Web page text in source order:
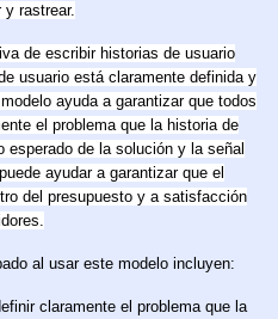
rastrear.
de escribir historias de usuario
usuario está claramente definida y
ayuda a garantizar que todos
el problema que la historia de
esperado de la solución y la señal
ayudar a garantizar que el
del presupuesto y a satisfacción
al usar este modelo incluyen:
claramente el problema que la